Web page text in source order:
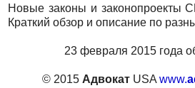
Новые законы и законопроекты
Краткий обзор и описание по
23 февраля 2015 года
© 2015 Адвокат USA www.